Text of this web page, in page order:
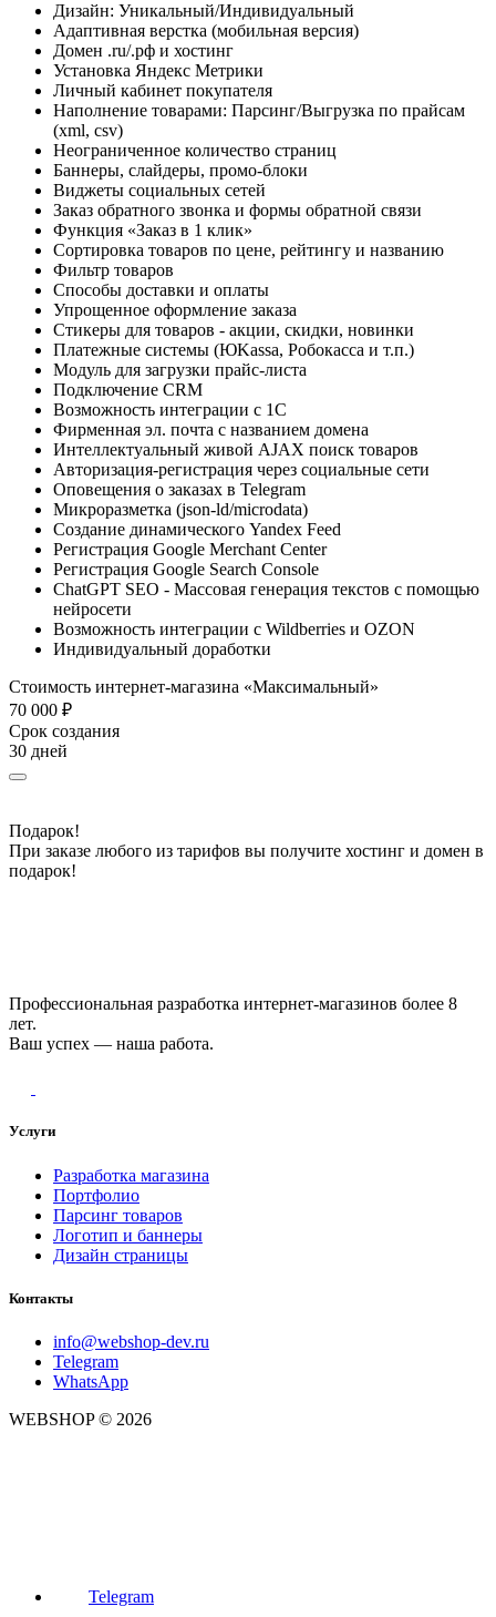
Дизайн: Уникальный/Индивидуальный
Адаптивная верстка (мобильная версия)
Домен .ru/.рф и хостинг
Установка Яндекс Метрики
Личный кабинет покупателя
Наполнение товарами: Парсинг/Выгрузка по прайсам
(xml, csv)
Неограниченное количество страниц
Баннеры, слайдеры, промо-блоки
Виджеты социальных сетей
Заказ обратного звонка и формы обратной связи
Функция «Заказ в 1 клик»
Сортировка товаров по цене, рейтингу и названию
Фильтр товаров
Способы доставки и оплаты
Упрощенное оформление заказа
Стикеры для товаров - акции, скидки, новинки
Платежные системы (ЮKassa, Робокасса и т.п.)
Модуль для загрузки прайс-листа
Подключение CRM
Возможность интеграции с 1С
Фирменная эл. почта с названием домена
Интеллектуальный живой AJAX поиск товаров
Авторизация-регистрация через социальные сети
Оповещения о заказах в Telegram
Микроразметка (json-ld/microdata)
Создание динамического Yandex Feed
Регистрация Google Merchant Center
Регистрация Google Search Console
ChatGPT SEO - Массовая генерация текстов с помощью
нейросети
Возможность интеграции с Wildberries и OZON
Индивидуальный доработки
Стоимость интернет-магазина «Максимальный»
70 000 ₽
Срок создания
30 дней
Подарок!
При заказе любого из тарифов вы получите хостинг и домен в
подарок!
Профессиональная разработка интернет-магазинов более 8
лет.
Ваш успех — наша работа.
Услуги
Разработка магазина
Портфолио
Парсинг товаров
Логотип и баннеры
Дизайн страницы
Контакты
info@webshop-dev.ru
Telegram
WhatsApp
WEBSHOP © 2026
Telegram